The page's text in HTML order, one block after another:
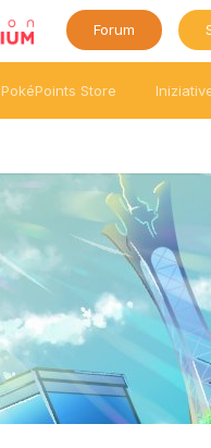
Forum
PokéPoints Store